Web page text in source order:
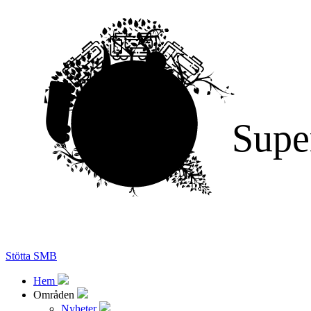
Stötta SMB
Hem
Områden
Nyheter